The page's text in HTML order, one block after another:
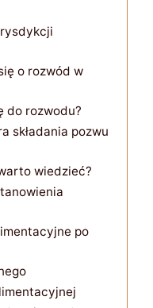
o rozwód w
do rozwodu?
składania pozwu
wiedzieć?
po